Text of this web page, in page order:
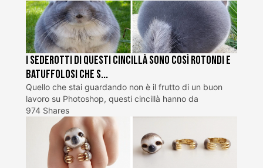
I sederotti di questi cincillà sono così rotondi e
batuffolosi che s...
Quello che stai guardando non è il frutto di un buon
lavoro su Photoshop, questi cincillà hanno da
974 Shares